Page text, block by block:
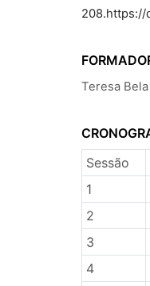
208.https://
Teresa
Sessão
1
2
3
4